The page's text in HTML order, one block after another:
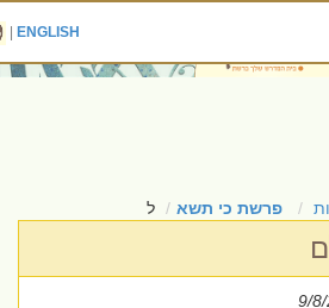
ENGLISH
|
פרשת כי תשא ל